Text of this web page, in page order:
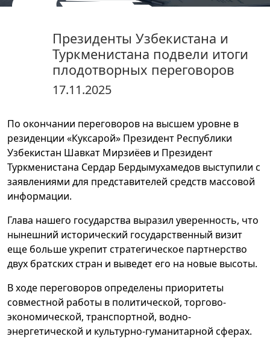
железнодорожной продукции
Президенты Узбекистана и
Туркменистана подвели итоги
плодотворных переговоров
17.11.2025
По окончании переговоров на высшем уровне в
резиденции «Куксарой» Президент Республики
Узбекистан Шавкат Мирзиёев и Президент
Туркменистана Сердар Бердымухамедов выступили с
заявлениями для представителей средств массовой
информации.
Глава нашего государства выразил уверенность, что
нынешний исторический государственный визит
еще больше укрепит стратегическое партнерство
двух братских стран и выведет его на новые высоты.
В ходе переговоров определены приоритеты
совместной работы в политической, торгово-
экономической, транспортной, водно-
энергетической и культурно-гуманитарной сферах.